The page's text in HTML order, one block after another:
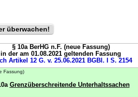
überwachen!
§ 10a BerHG n.F. (neue Fassung)
in der am 01.08.2021 geltenden Fassung
Artikel 12 G. v. 25.06.2021 BGBl. I S. 2154
Fassung)
Grenzüberschreitende Unterhaltssachen